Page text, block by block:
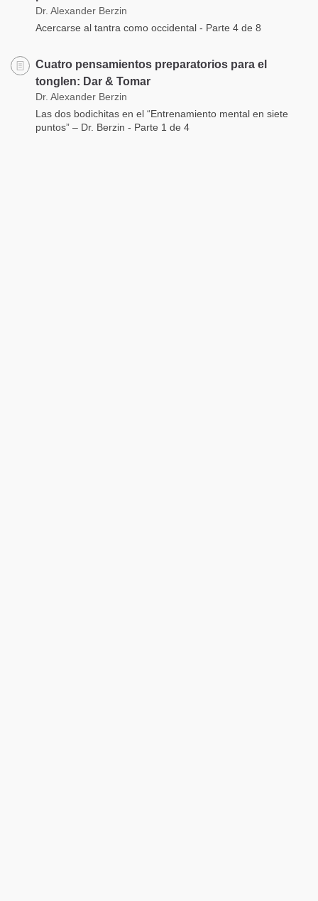
Dr. Alexander Berzin
Acercarse al tantra como occidental - Parte 4 de 8
Cuatro pensamientos preparatorios para el
tonglen: Dar & Tomar
Dr. Alexander Berzin
Las dos bodichitas en el “Entrenamiento mental en siete
puntos” – Dr. Berzin - Parte 1 de 4